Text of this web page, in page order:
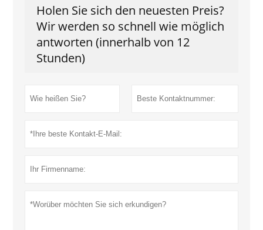
Holen Sie sich den neuesten Preis?
Wir werden so schnell wie möglich
antworten (innerhalb von 12
Stunden)